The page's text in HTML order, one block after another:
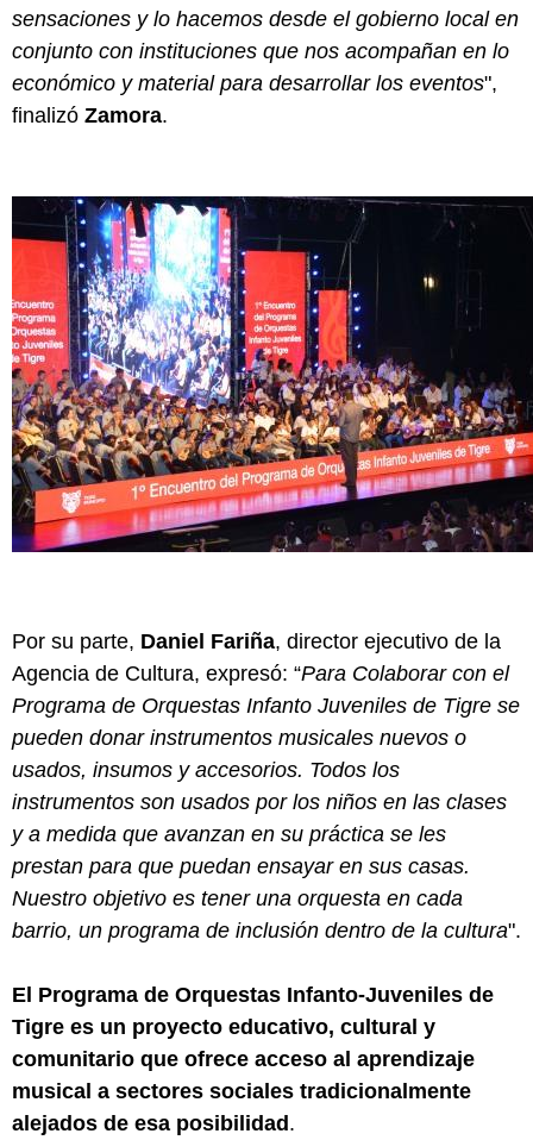
sensaciones y lo hacemos desde el gobierno local en
conjunto con instituciones que nos acompañan en lo
económico y material para desarrollar los eventos",
finalizó Zamora.
Por su parte, Daniel Fariña, director ejecutivo de la
Agencia de Cultura, expresó: “Para Colaborar con el
Programa de Orquestas Infanto Juveniles de Tigre se
pueden donar instrumentos musicales nuevos o
usados, insumos y accesorios. Todos los
instrumentos son usados por los niños en las clases
y a medida que avanzan en su práctica se les
prestan para que puedan ensayar en sus casas.
Nuestro objetivo es tener una orquesta en cada
barrio, un programa de inclusión dentro de la cultura".
El Programa de Orquestas Infanto-Juveniles de
Tigre es un proyecto educativo, cultural y
comunitario que ofrece acceso al aprendizaje
musical a sectores sociales tradicionalmente
alejados de esa posibilidad.